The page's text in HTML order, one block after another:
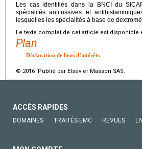
Les cas identifiés dans la BNCI du
spécialités antitussives et
lesquelles les spécialités à base de
Le texte complet de cet article est disponible
Plan
Déclaration de liens d’intérêts
© 2016 Publié par Elsevier Masson SAS.
ACCÈS RAPIDES
DOMAINES TRAITÉS EMC REVUES